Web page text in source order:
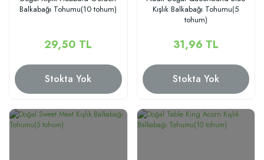
Balkabağı Tohumu(10 tohum)
29,50 TL
Stokta Yok
Kışlık Balkabağı Tohumu(5
tohum)
31,96 TL
Stokta Yok